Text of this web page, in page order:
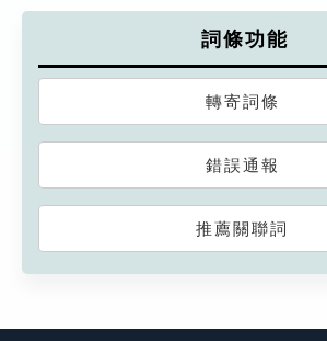
詞條功能
轉寄詞條
錯誤通報
推薦關聯詞